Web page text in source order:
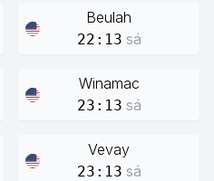
Beulah
22:13 sá
Winamac
23:13 sá
Vevay
23:13 sá